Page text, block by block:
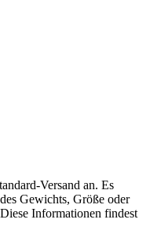
Versand an. Es
Gewichts, Größe oder
Informationen findest